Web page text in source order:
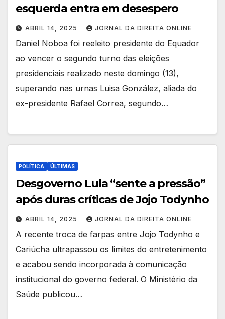
esquerda entra em desespero
ABRIL 14, 2025 JORNAL DA DIREITA ONLINE
Daniel Noboa foi reeleito presidente do Equador
ao vencer o segundo turno das eleições
presidenciais realizado neste domingo (13),
superando nas urnas Luisa González, aliada do
ex-presidente Rafael Correa, segundo…
POLÍTICA ÚLTIMAS
Desgoverno Lula “sente a pressão”
após duras críticas de Jojo Todynho
ABRIL 14, 2025 JORNAL DA DIREITA ONLINE
A recente troca de farpas entre Jojo Todynho e
Cariúcha ultrapassou os limites do entretenimento
e acabou sendo incorporada à comunicação
institucional do governo federal. O Ministério da
Saúde publicou…